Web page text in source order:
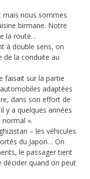
mais nous sommes
birmane. Notre
la route…
à double sens, on
de la conduite au
faisait sur la partie
adaptées
dans son effort de
y a quelques années
».
– les véhicules
du Japon… On
le passager tient
décider quand on peut